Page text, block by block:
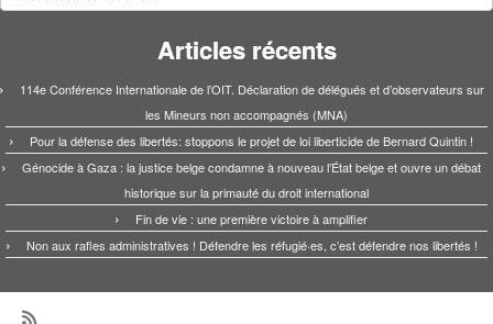
Articles récents
114e Conférence Internationale de l’OIT. Déclaration de délégués et d’observateurs sur
les Mineurs non accompagnés (MNA)
Pour la défense des libertés: stoppons le projet de loi liberticide de Bernard Quintin !
Génocide à Gaza : la justice belge condamne à nouveau l’État belge et ouvre un débat
historique sur la primauté du droit international
Fin de vie : une première victoire à amplifier
Non aux rafles administratives ! Défendre les réfugié·es, c’est défendre nos libertés !